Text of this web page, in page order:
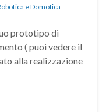
e Domotica
prototipo di
( puoi vedere il
alla realizzazione